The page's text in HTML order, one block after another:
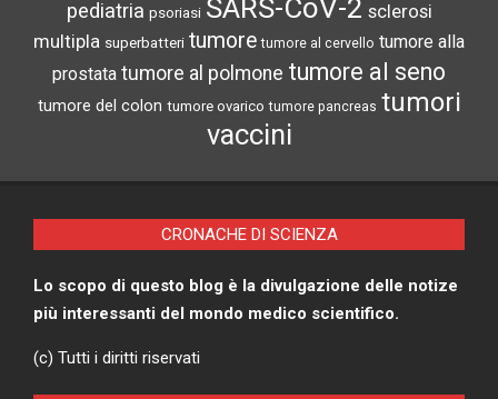
pediatria psoriasi SARS-CoV-2 sclerosi
multipla superbatteri tumore tumore al cervello tumore alla
prostata tumore al polmone tumore al seno
tumore del colon tumore ovarico tumore pancreas tumori
vaccini
CRONACHE DI SCIENZA
Lo scopo di questo blog è la divulgazione delle notize
più interessanti del mondo medico scientifico.
(c) Tutti i diritti riservati